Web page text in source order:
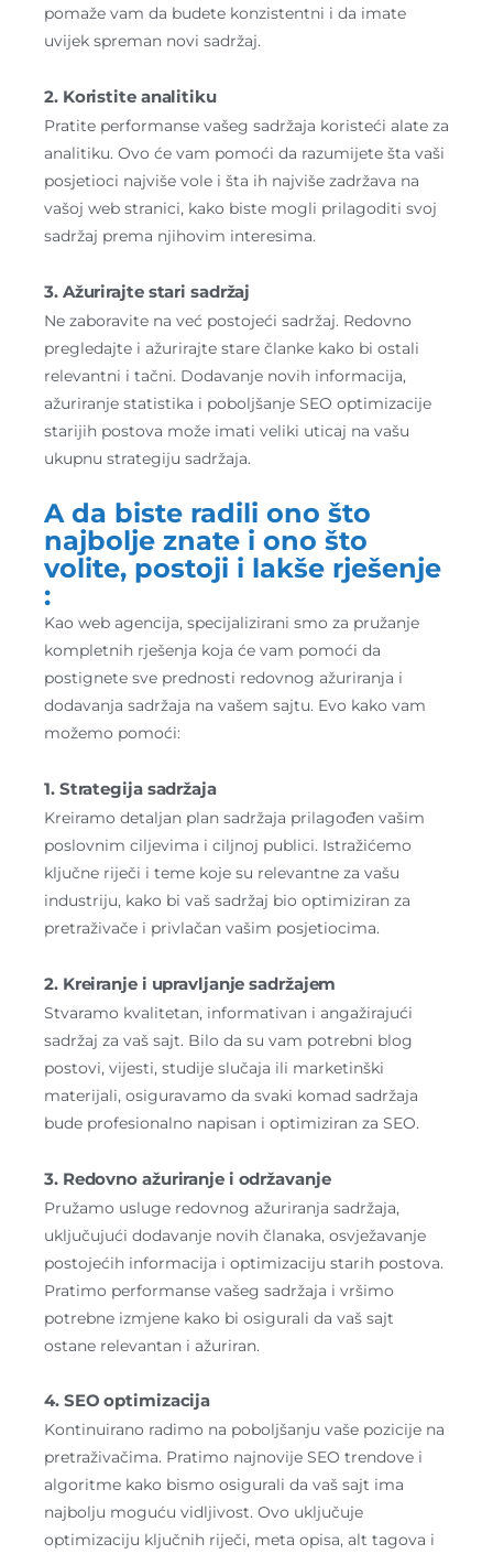
pomaže vam da budete konzistentni i da imate
uvijek spreman novi sadržaj.
2. Koristite analitiku
Pratite performanse vašeg sadržaja koristeći alate za
analitiku. Ovo će vam pomoći da razumijete šta vaši
posjetioci najviše vole i šta ih najviše zadržava na
vašoj web stranici, kako biste mogli prilagoditi svoj
sadržaj prema njihovim interesima.
3. Ažurirajte stari sadržaj
Ne zaboravite na već postojeći sadržaj. Redovno
pregledajte i ažurirajte stare članke kako bi ostali
relevantni i tačni. Dodavanje novih informacija,
ažuriranje statistika i poboljšanje SEO optimizacije
starijih postova može imati veliki uticaj na vašu
ukupnu strategiju sadržaja.
A da biste radili ono što
najbolje znate i ono što
volite, postoji i lakše rješenje
:
Kao web agencija, specijalizirani smo za pružanje
kompletnih rješenja koja će vam pomoći da
postignete sve prednosti redovnog ažuriranja i
dodavanja sadržaja na vašem sajtu. Evo kako vam
možemo pomoći:
1. Strategija sadržaja
Kreiramo detaljan plan sadržaja prilagođen vašim
poslovnim ciljevima i ciljnoj publici. Istražićemo
ključne riječi i teme koje su relevantne za vašu
industriju, kako bi vaš sadržaj bio optimiziran za
pretraživače i privlačan vašim posjetiocima.
2. Kreiranje i upravljanje sadržajem
Stvaramo kvalitetan, informativan i angažirajući
sadržaj za vaš sajt. Bilo da su vam potrebni blog
postovi, vijesti, studije slučaja ili marketinški
materijali, osiguravamo da svaki komad sadržaja
bude profesionalno napisan i optimiziran za SEO.
3. Redovno ažuriranje i održavanje
Pružamo usluge redovnog ažuriranja sadržaja,
uključujući dodavanje novih članaka, osvježavanje
postojećih informacija i optimizaciju starih postova.
Pratimo performanse vašeg sadržaja i vršimo
potrebne izmjene kako bi osigurali da vaš sajt
ostane relevantan i ažuriran.
4. SEO optimizacija
Kontinuirano radimo na poboljšanju vaše pozicije na
pretraživačima. Pratimo najnovije SEO trendove i
algoritme kako bismo osigurali da vaš sajt ima
najbolju moguću vidljivost. Ovo uključuje
optimizaciju ključnih riječi, meta opisa, alt tagova i